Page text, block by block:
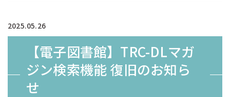
2025.05.26
【電子図書館】TRC-DLマガ
ジン検索機能 復旧のお知ら
せ